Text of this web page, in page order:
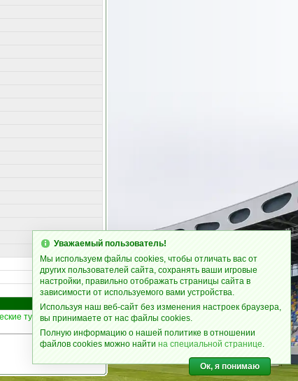
турниры1|Статьи16
Уважаемый пользователь!
Мы используем файлы cookies, чтобы отличать вас от
других пользователей сайта, сохранять ваши игровые
настройки, правильно отображать страницы сайта в
зависимости от используемого вами устройства.
Используя наш веб-сайт без изменения настроек браузера,
вы принимаете от нас файлы cookies.
Полную информацию о нашей политике в отношении
файлов cookies можно найти на специальной странице.
Ок, я понимаю